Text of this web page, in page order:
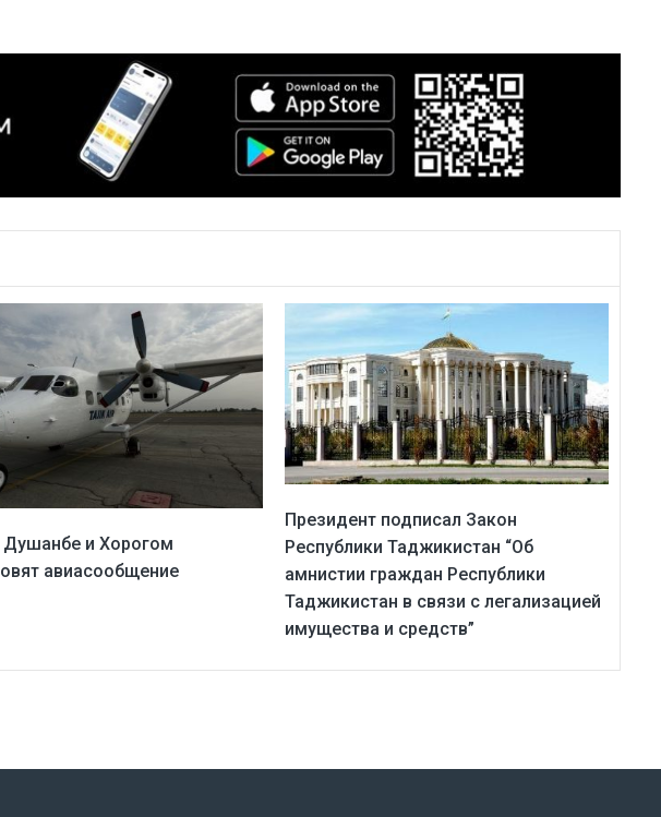
и Хорогом
авиасообщение
Президент подписал Закон
Республики Таджикистан “Об
амнистии граждан Республики
Таджикистан в связи с легализацией
имущества и средств”